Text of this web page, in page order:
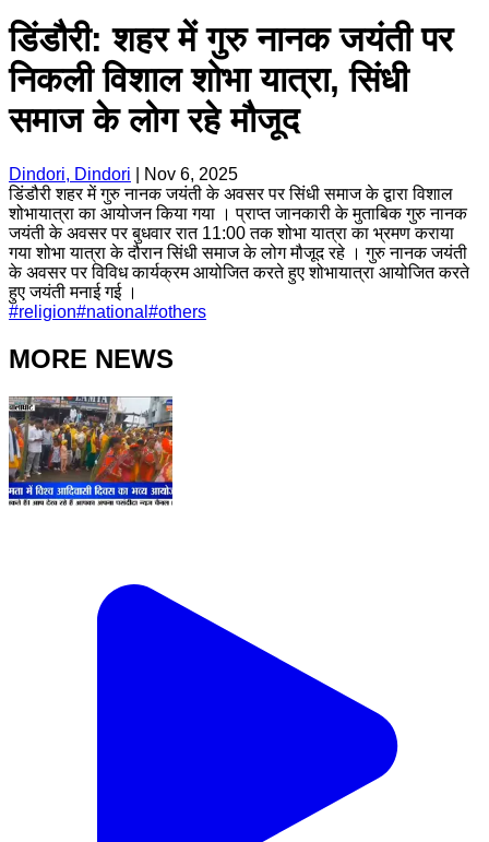
डिंडौरी: शहर में गुरु नानक जयंती पर
निकली विशाल शोभा यात्रा, सिंधी
समाज के लोग रहे मौजूद
Dindori, Dindori
Nov 6, 2025
डिंडौरी शहर में गुरु नानक जयंती के अवसर पर सिंधी समाज के द्वारा विशाल
शोभायात्रा का आयोजन किया गया । प्राप्त जानकारी के मुताबिक गुरु नानक
जयंती के अवसर पर बुधवार रात 11:00 तक शोभा यात्रा का भ्रमण कराया
गया शोभा यात्रा के दौरान सिंधी समाज के लोग मौजूद रहे । गुरु नानक जयंती
के अवसर पर विविध कार्यक्रम आयोजित करते हुए शोभायात्रा आयोजित करते
हुए जयंती मनाई गई ।
#religion#national #others
MORE NEWS